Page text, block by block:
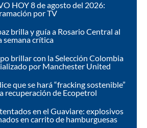
HOY 8 de agosto del 2026:
por TV
brilla y guía a Rosario Central al
semana crítica
brillar con la Selección Colombia
por Manchester United
que se hará “fracking sostenible”
recuperación de Ecopetrol
en el Guaviare: explosivos
en carrito de hamburguesas